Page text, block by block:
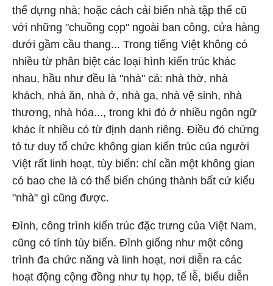
thể dựng nhà; hoặc cách cải biến nhà tập thể cũ
với những "chuồng cọp" ngoài ban công, cửa hàng
dưới gầm cầu thang... Trong tiếng Việt không có
nhiều từ phân biệt các loại hình kiến trúc khác
nhau, hầu như đều là "nhà" cả: nhà thờ, nhà
khách, nhà ăn, nhà ở, nhà ga, nhà vệ sinh, nhà
thương, nhà hỏa..., trong khi đó ở nhiều ngôn ngữ
khác ít nhiều có từ định danh riêng. Điều đó chứng
tỏ tư duy tổ chức không gian kiến trúc của người
Việt rất linh hoạt, tùy biến: chỉ cần một không gian
có bao che là có thể biến chúng thành bất cứ kiểu
"nhà" gì cũng được.
Đình, công trình kiến trúc đặc trưng của Việt Nam,
cũng có tính tùy biến. Đình giống như một công
trình đa chức năng và linh hoạt, nơi diễn ra các
hoạt động cộng đồng như tụ họp, tế lễ, biểu diễn